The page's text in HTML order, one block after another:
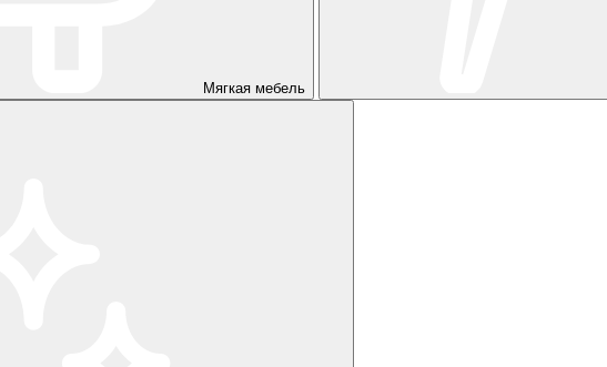
Мягкая мебель